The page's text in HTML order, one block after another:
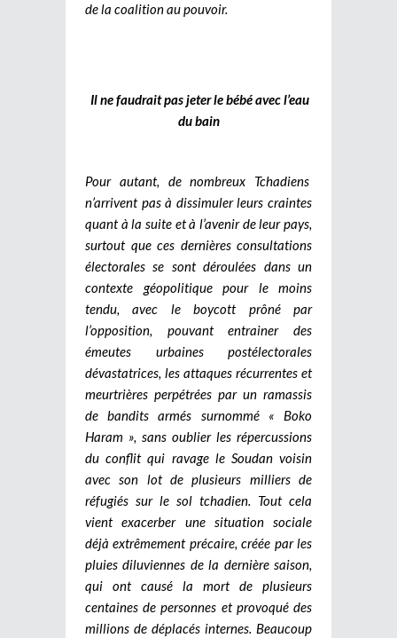
de la coalition au pouvoir.
Il ne faudrait pas jeter le bébé avec l’eau
du bain
Pour autant, de nombreux Tchadiens
n’arrivent pas à dissimuler leurs craintes
quant à la suite et à l’avenir de leur pays,
surtout que ces dernières consultations
électorales se sont déroulées dans un
contexte géopolitique pour le moins
tendu, avec le boycott prôné par
l’opposition, pouvant entrainer des
émeutes urbaines postélectorales
dévastatrices, les attaques récurrentes et
meurtrières perpétrées par un ramassis
de bandits armés surnommé « Boko
Haram », sans oublier les répercussions
du conflit qui ravage le Soudan voisin
avec son lot de plusieurs milliers de
réfugiés sur le sol tchadien. Tout cela
vient exacerber une situation sociale
déjà extrêmement précaire, créée par les
pluies diluviennes de la dernière saison,
qui ont causé la mort de plusieurs
centaines de personnes et provoqué des
millions de déplacés internes. Beaucoup